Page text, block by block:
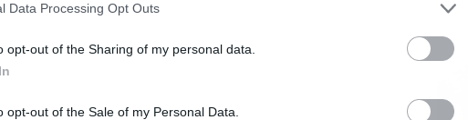
Data Processing Opt Outs
opt-out of the Sharing of my personal data.
opt-out of the Sale of my Personal Data.